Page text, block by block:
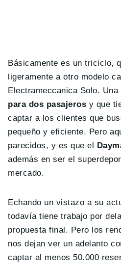
Básicamente es un triciclo,
ligeramente a otro modelo
Electrameccanica Solo.
para dos pasajeros y que
captar a los clientes que
pequeño y eficiente. Pero
parecidos, y es que el
además en ser el
mercado.
Echando un vistazo a su
todavía tiene trabajo por
propuesta final. Pero los
nos dejan ver un adelanto
captar al menos 50.000